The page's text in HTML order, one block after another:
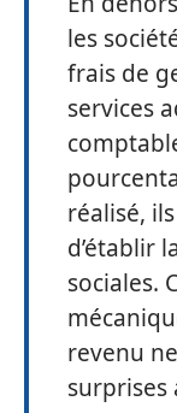
les
frais de
services
réalisé,
d’établir
sociales.
revenu
surprises